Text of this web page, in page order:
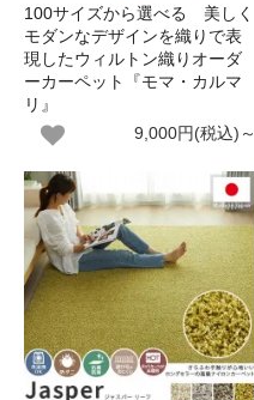
100サイズから選べる 美しく
モダンなデザインを織りで表
現したウィルトン織りオーダ
ーカーペット『モマ・カルマ
リ』
9,000円(税込)～